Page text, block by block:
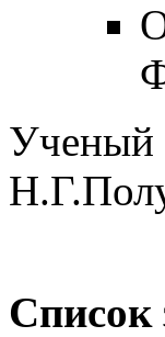
Ученый
Список